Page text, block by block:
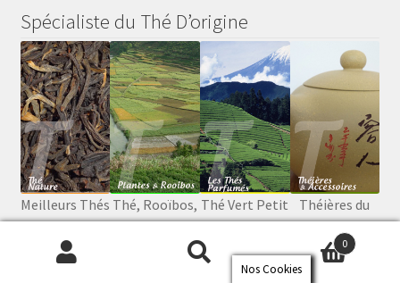
Spécialiste du Thé D’origine
Meilleurs Thés
de Paris
Thé, Rooïbos,
Plantes
Thé Vert Petit
Producteur
Théières du
Japon, de
Chine …
0
Nos Cookies